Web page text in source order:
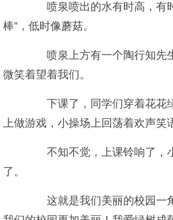
喷泉喷出的水有时高，有
棒”，低时像蘑菇。
喷泉上方有一个陶行知先
微笑着望着我们。
下课了，同学们穿着花花
上做游戏，小操场上回荡着欢声笑
不知不觉，上课铃响了，
了。
这就是我们美丽的校园一